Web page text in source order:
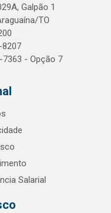
Galpão 1
TO
8207
- Opção 7
Salarial